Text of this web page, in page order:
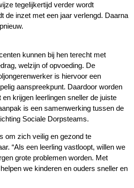
tegelijkertijd verder wordt
de inzet met een jaar verlengd. Daarna
kunnen bij hen terecht met
welzijn of opvoeding. De
is hiervoor een
aanspreekpunt. Daardoor worden
krijgen leerlingen sneller de juiste
is een samenwerking tussen de
Sociale Dorpsteams.
om zich veilig en gezond te
“Als een leerling vastloopt, willen we
grote problemen worden. Met
we kinderen en ouders sneller en